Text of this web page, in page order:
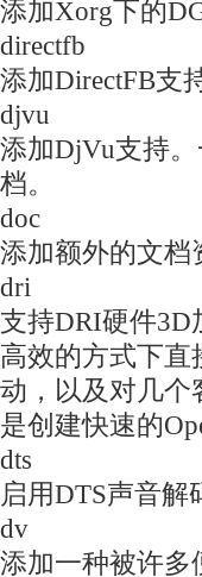
添加Xorg下的
directfb
添加DirectFB支
djvu
添加DjVu支持
档。
doc
添加额外的文档
dri
支持DRI硬件
高效的方式下
动，以及对几个
是创建快速的
dts
启用DTS声音解
dv
添加一种被许多